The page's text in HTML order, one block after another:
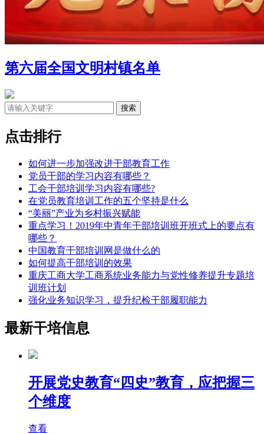
第六届全国文明村镇名单
点击排行
如何进一步加强改进干部教育工作
党员干部的学习内容有哪些？
工会干部培训学习内容有哪些?
在党员教育培训工作的五个坚持是什么
“美丽”产业为乡村振兴赋能
重点学习！2019年中青年干部培训班开班式上的要点有
哪些？
中国教育干部培训网是做什么的
如何提高干部培训的效果
重庆工商大学工商系统业务能力与党性修养提升专题培
训班计划
强化业务知识学习，提升纪检干部履职能力
最新干培信息
开展党史教育“四史”教育，应把握三
个维度
查看